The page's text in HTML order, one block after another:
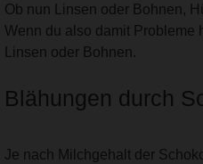
Ob nun Linsen oder Bohnen,
Wenn du also damit Probleme
Linsen oder Bohnen.
Blähungen durch
Je nach Milchgehalt der